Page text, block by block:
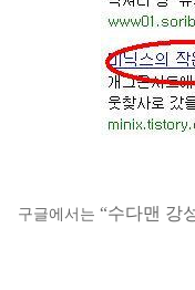
구글에서는 “수다맨 강